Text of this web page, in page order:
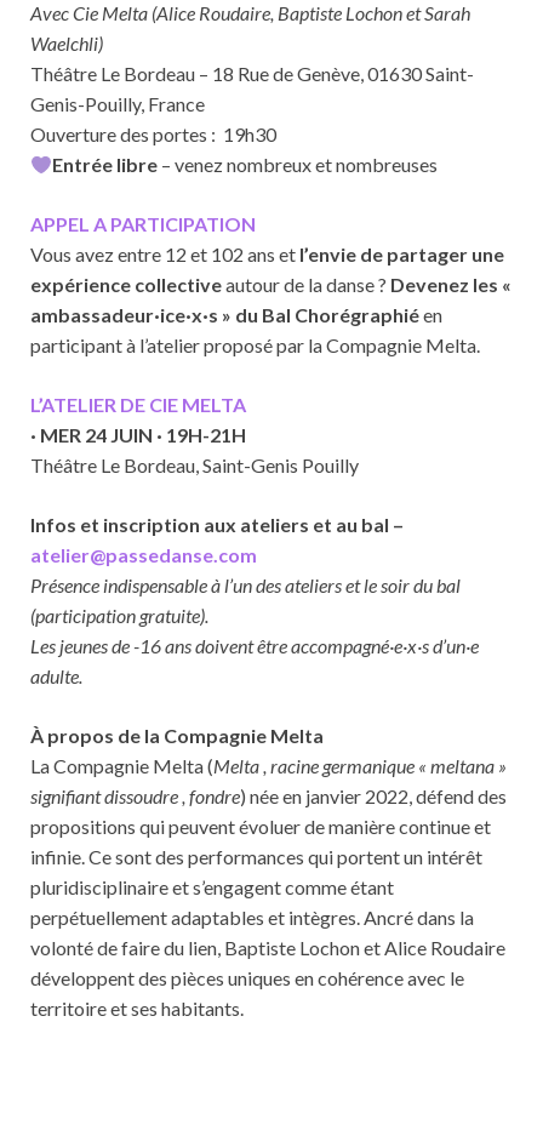
Avec Cie Melta (Alice Roudaire, Baptiste Lochon et Sarah
Waelchli)
Théâtre Le Bordeau – 18 Rue de Genève, 01630 Saint-
Genis-Pouilly, France
Ouverture des portes : 19h30
Entrée libre – venez nombreux et nombreuses
APPEL A PARTICIPATION
Vous avez entre 12 et 102 ans et l’envie de partager une
expérience collectiveautour de la danse ? Devenez les «
ambassadeur·ice·x·s » du Bal Chorégraphiéen
participant à l’atelier proposé par la Compagnie Melta.
L’ATELIER DE CIE MELTA
· MER 24 JUIN · 19H-21H
Théâtre Le Bordeau, Saint-Genis Pouilly
Infos et inscription aux ateliers et au bal –
atelier@passedanse.com
Présence indispensable à l’un des ateliers et le soir du bal
(participation gratuite).
Les jeunes de -16 ans doivent être accompagné·e·x·s d’un·e
adulte.
À propos de la Compagnie Melta
La Compagnie Melta (Melta , racine germanique « meltana »
signifiant dissoudre , fondre) née en janvier 2022, défend des
propositions qui peuvent évoluer de manière continue et
infinie. Ce sont des performances qui portent un intérêt
pluridisciplinaire et s’engagent comme étant
perpétuellement adaptables et intègres. Ancré dans la
volonté de faire du lien, Baptiste Lochon et Alice Roudaire
développent des pièces uniques en cohérence avec le
territoire et ses habitants.